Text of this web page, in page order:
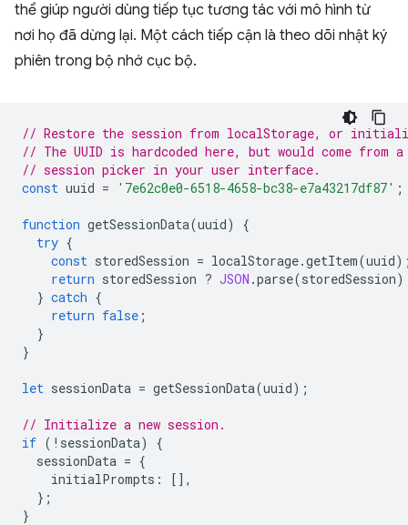
thể giúp người dùng tiếp tục tương tác với mô hình từ
nơi họ đã dừng lại. Một cách tiếp cận là theo dõi nhật ký
phiên trong bộ nhớ cục bộ.
// Restore the session from localStorage, or
// The UUID is hardcoded here, but would come from a
// session picker in your user interface.
const uuid = '7e62c0e0-6518-4658-bc38-e7a43217df87' ;
function getSessionData(uuid)
{
try {
const storedSession = localStorage.getItem(uuid
return storedSession ? JSON .parse(storedSession)
} catch {
return false ;
}
}
let sessionData = getSessionData(uuid);
// Initialize a new session.
if ( ! sessionData)
{
sessionData = {
initialPrompts :
[],
};
}